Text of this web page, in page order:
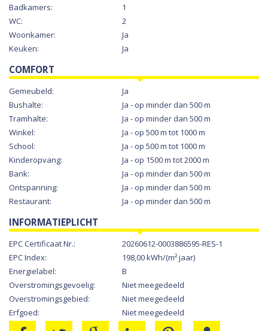
Badkamers:
1
WC:
2
Woonkamer:
Ja
Keuken:
Ja
COMFORT
Gemeubeld:
Ja
Bushalte:
Ja - op minder dan 500 m
Tramhalte:
Ja - op minder dan 500 m
Winkel:
Ja - op 500 m tot 1000 m
School:
Ja - op 500 m tot 1000 m
Kinderopvang:
Ja - op 1500 m tot 2000 m
Bank:
Ja - op minder dan 500 m
Ontspanning:
Ja - op minder dan 500 m
Restaurant:
Ja - op minder dan 500 m
INFORMATIEPLICHT
EPC Certificaat Nr.:
20260612-0003886595-RES-1
EPC Index:
198,00 kWh/(m² jaar)
Energielabel:
B
Overstromingsgevoelig:
Niet meegedeeld
Overstromingsgebied:
Niet meegedeeld
Erfgoed:
Niet meegedeeld